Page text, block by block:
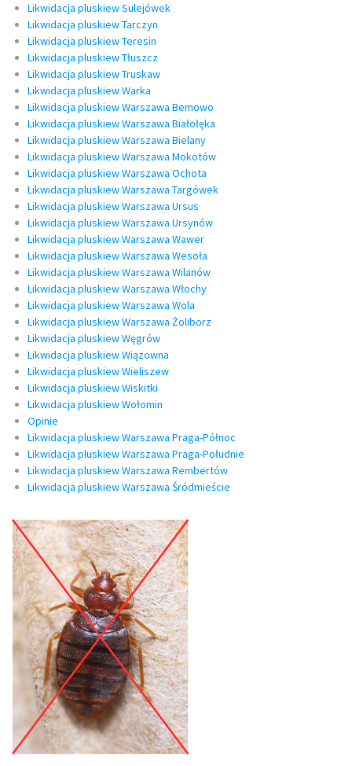
Likwidacja pluskiew Sulejówek
Likwidacja pluskiew Tarczyn
Likwidacja pluskiew Teresin
Likwidacja pluskiew Tłuszcz
Likwidacja pluskiew Truskaw
Likwidacja pluskiew Warka
Likwidacja pluskiew Warszawa Bemowo
Likwidacja pluskiew Warszawa Białołęka
Likwidacja pluskiew Warszawa Bielany
Likwidacja pluskiew Warszawa Mokotów
Likwidacja pluskiew Warszawa Ochota
Likwidacja pluskiew Warszawa Targówek
Likwidacja pluskiew Warszawa Ursus
Likwidacja pluskiew Warszawa Ursynów
Likwidacja pluskiew Warszawa Wawer
Likwidacja pluskiew Warszawa Wesoła
Likwidacja pluskiew Warszawa Wilanów
Likwidacja pluskiew Warszawa Włochy
Likwidacja pluskiew Warszawa Wola
Likwidacja pluskiew Warszawa Żoliborz
Likwidacja pluskiew Węgrów
Likwidacja pluskiew Wiązowna
Likwidacja pluskiew Wieliszew
Likwidacja pluskiew Wiskitki
Likwidacja pluskiew Wołomin
Opinie
Likwidacja pluskiew Warszawa Praga-Północ
Likwidacja pluskiew Warszawa Praga-Południe
Likwidacja pluskiew Warszawa Rembertów
Likwidacja pluskiew Warszawa Śródmieście